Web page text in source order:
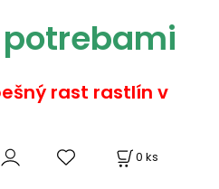
rast rastlín v
0 ks